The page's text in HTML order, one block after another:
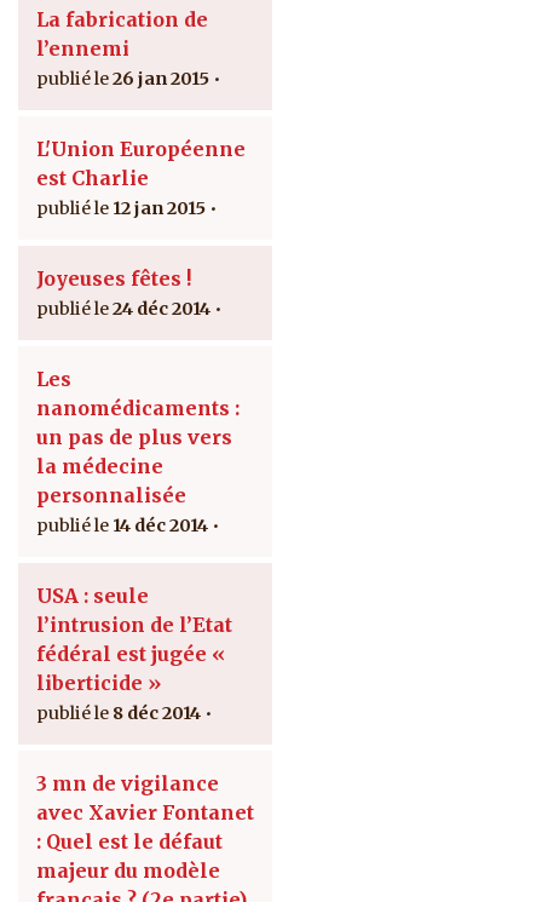
La fabrication de
l’ennemi
26 jan 2015
L'Union Européenne
est Charlie
12 jan 2015
Joyeuses fêtes !
24 déc 2014
Les
nanomédicaments :
un pas de plus vers
la médecine
personnalisée
14 déc 2014
USA : seule
l’intrusion de l’Etat
fédéral est jugée «
liberticide »
8 déc 2014
3 mn de vigilance
avec Xavier Fontanet
: Quel est le défaut
majeur du modèle